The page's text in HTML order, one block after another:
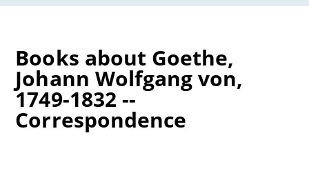
Books about Goethe,
Johann Wolfgang von,
1749-1832 --
Correspondence